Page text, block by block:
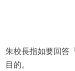
朱校長指如要回答
目的。